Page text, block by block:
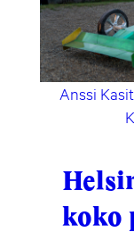
Anssi
koko